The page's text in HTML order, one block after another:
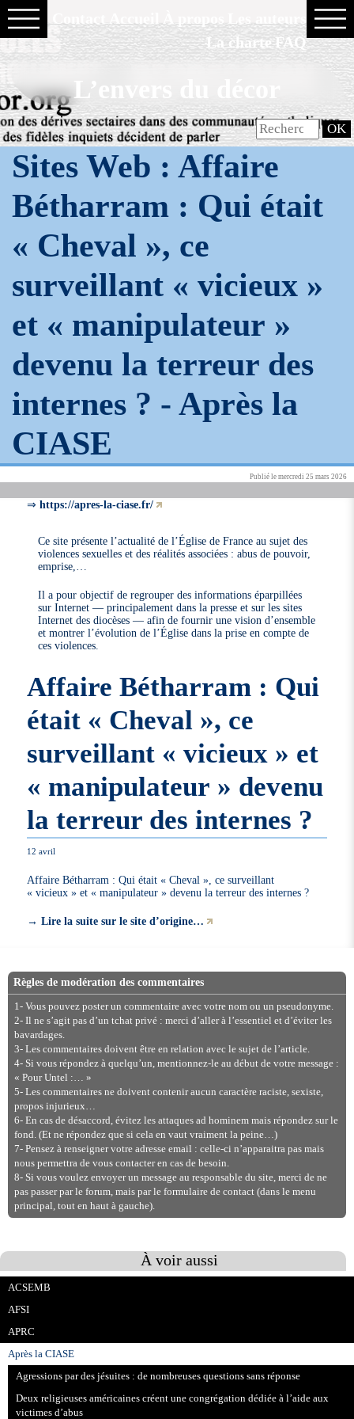
La charte FAQ
L’envers du décor
Sites Web : Affaire
Bétharram : Qui était
« Cheval », ce
surveillant « vicieux »
et « manipulateur »
devenu la terreur des
internes ? -Après la
CIASE
Publié le mercredi 25 mars 2026
⇒https://apres-la-ciase.fr/
Ce site présente l’actualité de l’Église de France au sujet des
violences sexuelles et des réalités associées : abus de pouvoir,
emprise,…
Il a pour objectif de regrouper des informations éparpillées
sur Internet — principalement dans la presse et sur les sites
Internet des diocèses — afin de fournir une vision d’ensemble
et montrer l’évolution de l’Église dans la prise en compte de
ces violences.
Affaire Bétharram : Qui
était « Cheval », ce
surveillant « vicieux » et
« manipulateur » devenu
la terreur des internes ?
12 avril
Affaire Bétharram : Qui était « Cheval », ce surveillant
« vicieux » et « manipulateur » devenu la terreur des internes ?
→Lire la suite sur le site d’origine…
Règles de modération des commentaires
1- Vous pouvez poster un commentaire avec votre nom ou un pseudonyme.
2- Il ne s’agit pas d’un tchat privé : merci d’aller à l’essentiel et d’éviter les
bavardages.
3- Les commentaires doivent être en relation avec le sujet de l’article.
4- Si vous répondez à quelqu’un, mentionnez-le au début de votre message :
« Pour Untel :… »
5- Les commentaires ne doivent contenir aucun caractère raciste, sexiste,
propos injurieux…
6- En cas de désaccord, évitez les attaques ad hominem mais répondez sur le
fond. (Et ne répondez que si cela en vaut vraiment la peine…)
7- Pensez à renseigner votre adresse email : celle-ci n’apparaitra pas mais
nous permettra de vous contacter en cas de besoin.
8- Si vous voulez envoyer un message au responsable du site, merci de ne
pas passer par le forum, mais par le formulaire de contact (dans le menu
principal, tout en haut à gauche).
À voir aussi
ACSEMB
AFSI
APRC
Après la CIASE
Agressions par des jésuites : de nombreuses questions sans réponse
Deux religieuses américaines créent une congrégation dédiée à l’aide aux
victimes d’abus